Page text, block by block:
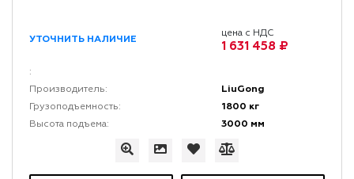
УТОЧНИТЬ НАЛИЧИЕ
цена с НДС
1 631 458 ₽
:
Производитель:
LiuGong
Грузоподъемность: 1800 кг
Высота подъема: 3000 мм